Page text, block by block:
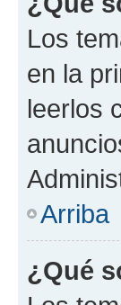
Los
en la
leerlos
Arriba
¿Qué